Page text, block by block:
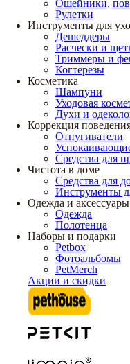
Ошейники,
Рулетки
Инструменты для
Дешеддеры
Расчески и
Триммеры и
Когтерезы
Косметика
Шампуни
Уходовая
Духи и
Коррекция
Отпугиватели
Средства для
Чистота в доме
Средства для
Инструменты
Одежда и аксессуары
Одежда
Полотенца
Наборы и подарки
Petbox
Фотоальбомы
PetMerch
Акции и скидки